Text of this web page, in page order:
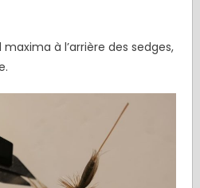
à l’arrière des sedges,